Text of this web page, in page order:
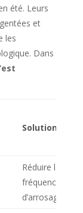
été. Leurs
et
les
Dans
Solution
Réduire la
fréquence
d’arrosage